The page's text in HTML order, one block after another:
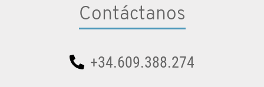
Contáctanos
+34.609.388.274